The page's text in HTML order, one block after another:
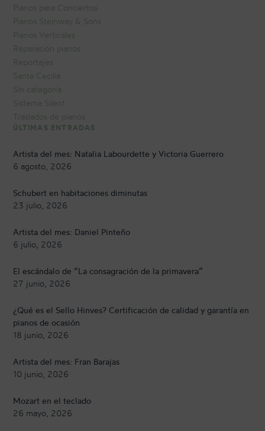
Pianos para Conciertos
Pianos Steinway & Sons
Pianos Verticales
Reparación pianos
Reportajes
Santa Cecilia
Sin categoría
Sistema Silent
Traslados de pianos
ÚLTIMAS ENTRADAS
Artista del mes: Natalia Labourdette y Victoria Guerrero
6 agosto, 2026
Schubert en habitaciones diminutas
23 julio, 2026
Artista del mes: Daniel Pinteño
6 julio, 2026
El escándalo de “La consagración de la primavera”
27 junio, 2026
¿Qué es el Sello Hinves? Certificación de calidad y garantía en
pianos de ocasión
18 junio, 2026
Artista del mes: Fran Barajas
10 junio, 2026
Mozart en el teclado
26 mayo, 2026